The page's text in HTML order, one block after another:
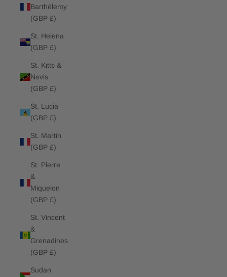
Barthélemy
(GBP £)
St. Helena
(GBP £)
St. Kitts &
Nevis
(GBP £)
St. Lucia
(GBP £)
St. Martin
(GBP £)
St. Pierre
&
Miquelon
(GBP £)
St. Vincent
&
Grenadines
(GBP £)
Sudan